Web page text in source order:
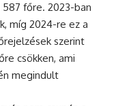
főre. 2023-ban
míg 2024-re ez a
szerint
csökken, ami
megindult